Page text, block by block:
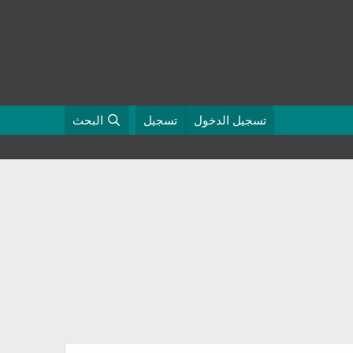
تسجيل الدخول تسجيل البحث